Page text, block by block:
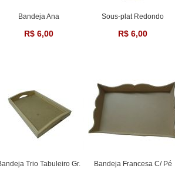
Bandeja Ana
R$ 6,00
Sous-plat Redondo
R$ 6,00
Trio Tabuleiro Gr. Bandeja Francesa C/ Pé